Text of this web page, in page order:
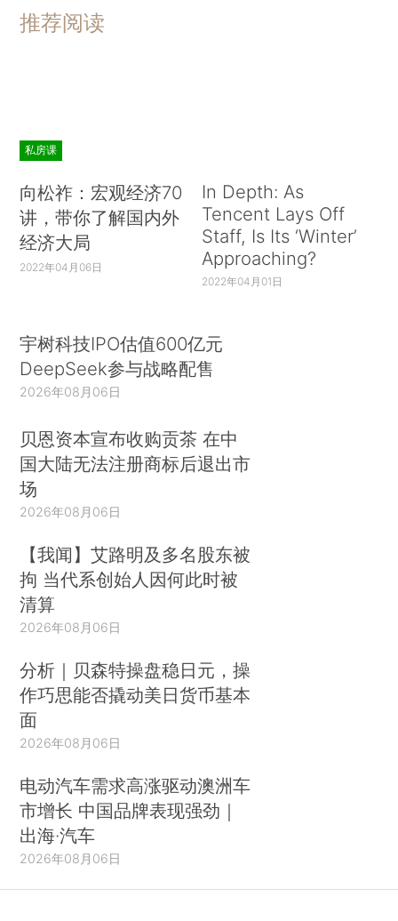
推荐阅读
私房课
向松祚：宏观经济70
讲，带你了解国内外
经济大局
2022年04月06日
In Depth: As
Tencent Lays Off
Staff, Is Its ‘Winter’
Approaching?
2022年04月01日
宇树科技IPO估值600亿元
DeepSeek参与战略配售
2026年08月06日
贝恩资本宣布收购贡茶 在中
国大陆无法注册商标后退出市
场
2026年08月06日
【我闻】艾路明及多名股东被
拘 当代系创始人因何此时被
清算
2026年08月06日
分析｜贝森特操盘稳日元，操
作巧思能否撬动美日货币基本
面
2026年08月06日
电动汽车需求高涨驱动澳洲车
市增长 中国品牌表现强劲｜
出海·汽车
2026年08月06日